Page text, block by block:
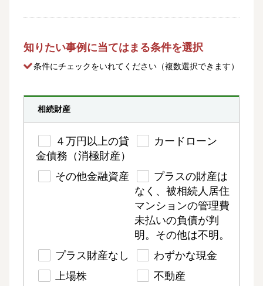
知りたい事例に当てはまる条件を選択
条件にチェックをいれてください（複数選択できます）
相続財産
４万円以上の貸
金債務（消極財産）
カードローン
その他金融資産
プラスの財産は
なく、被相続人居住
マンションの管理費
未払いの負債が判
明。その他は不明。
プラス財産なし
わずかな現金
上場株
不動産